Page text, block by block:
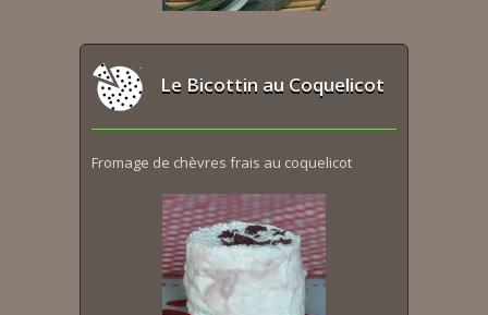
Le Bicottin au Coquelicot
Fromage de chèvres frais au coquelicot